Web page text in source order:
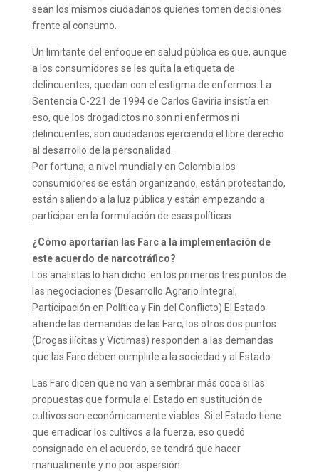
sean los mismos ciudadanos quienes tomen decisiones
frente al consumo.
Un limitante del enfoque en salud pública es que, aunque
a los consumidores se les quita la etiqueta de
delincuentes, quedan con el estigma de enfermos. La
Sentencia C-221 de 1994 de Carlos Gaviria insistía en
eso, que los drogadictos no son ni enfermos ni
delincuentes, son ciudadanos ejerciendo el libre derecho
al desarrollo de la personalidad.
Por fortuna, a nivel mundial y en Colombia los
consumidores se están organizando, están protestando,
están saliendo a la luz pública y están empezando a
participar en la formulación de esas políticas.
¿Cómo aportarían las Farc a la implementación de
este acuerdo de narcotráfico?
Los analistas lo han dicho: en los primeros tres puntos de
las negociaciones (Desarrollo Agrario Integral,
Participación en Política y Fin del Conflicto) El Estado
atiende las demandas de las Farc, los otros dos puntos
(Drogas ilícitas y Víctimas) responden a las demandas
que las Farc deben cumplirle a la sociedad y al Estado.
Las Farc dicen que no van a sembrar más coca si las
propuestas que formula el Estado en sustitución de
cultivos son económicamente viables. Si el Estado tiene
que erradicar los cultivos a la fuerza, eso quedó
consignado en el acuerdo, se tendrá que hacer
manualmente y no por aspersión.